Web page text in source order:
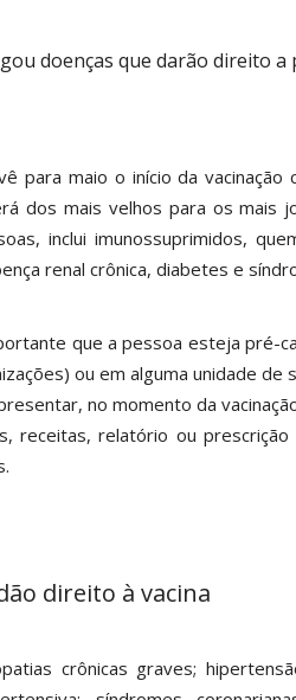
doenças que darão direito a
para maio o início da
dos mais velhos para os mais
inclui imunossuprimidos,
renal crônica, diabetes e
que a pessoa esteja pré-
ou em alguma unidade de
no momento da
receitas, relatório ou
direito à vacina
crônicas graves;